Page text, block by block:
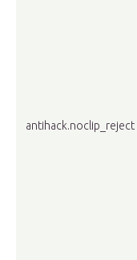
antihack.noclip_reject